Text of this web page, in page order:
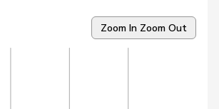
E-S
BS
Zoom In Zoom Out